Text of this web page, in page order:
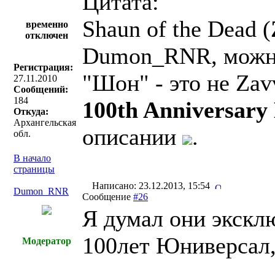
временно
отключен
Регистрация:
27.11.2010
Сообщений:
184
Откуда:
Архангельская
обл.
Shaun of the Dead (
Dumon_RNR,
"Шон" - это не
100th
описании
.
В начало
страницы
Dumon_RNR
Написано: 23.12.2013, 15:54
Сообщение #26
Модератор
Я думал они
100лет